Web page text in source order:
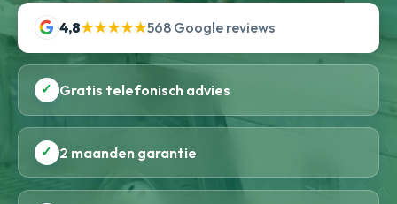
4,8★★★★★568 Google reviews
✓ Gratis telefonisch advies
✓ 2 maanden garantie